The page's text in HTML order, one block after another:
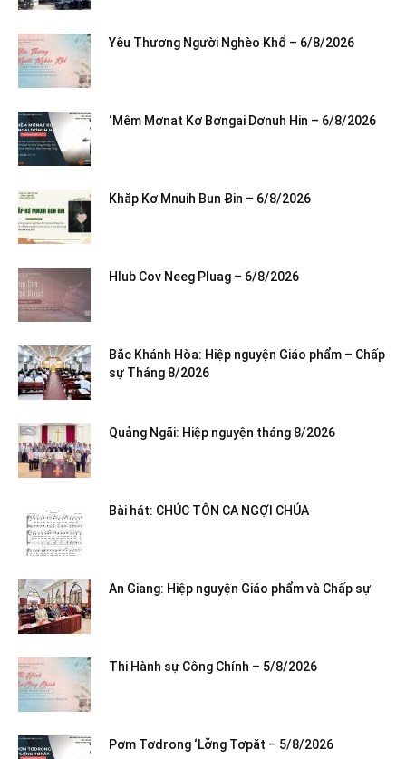
Yêu Thương Người Nghèo Khổ – 6/8/2026
‘Mêm Mơnat Kơ Bơngai Dơnuh Hin – 6/8/2026
Khăp Kơ Mnuih Bun Ƀin – 6/8/2026
Hlub Cov Neeg Pluag – 6/8/2026
Bắc Khánh Hòa: Hiệp nguyện Giáo phẩm – Chấp
sự Tháng 8/2026
Quảng Ngãi: Hiệp nguyện tháng 8/2026
Bài hát: CHÚC TÔN CA NGỢI CHÚA
An Giang: Hiệp nguyện Giáo phẩm và Chấp sự
Thi Hành sự Công Chính – 5/8/2026
Pơm Tơdrong ‘Lơ̆ng Tơpăt – 5/8/2026